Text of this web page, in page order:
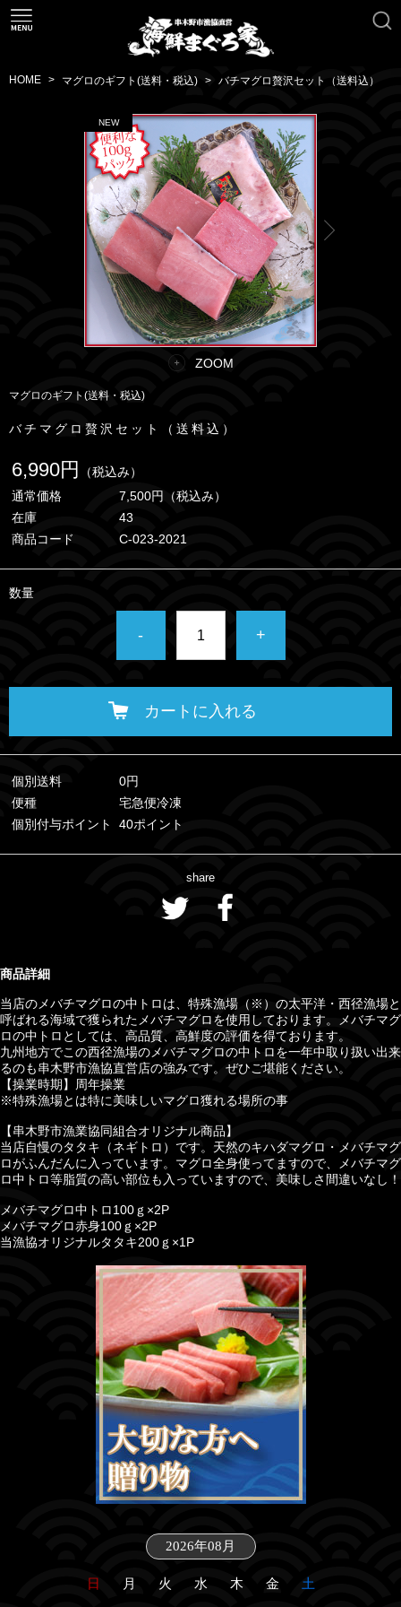
HOME マグロのギフト(送料・税込) バチマグロ贅沢セット（送料込）
ZOOM
マグロのギフト(送料・税込)
バチマグロ贅沢セット（送料込）
6,990円
（税込み）
通常価格
7,500円
（税込み）
在庫
43
商品コード
C-023-2021
数量
- +
カートに入れる
個別送料
0円
便種
宅急便冷凍
個別付与ポイント
40ポイント
share
商品詳細
当店のメバチマグロの中トロは、特殊漁場（※）の太平洋・西径漁場と
呼ばれる海域で獲られたメバチマグロを使用しております。メバチマグ
ロの中トロとしては、高品質、高鮮度の評価を得ております。
九州地方でこの西径漁場のメバチマグロの中トロを一年中取り扱い出来
るのも串木野市漁協直営店の強みです。ぜひご堪能ください。
【操業時期】周年操業
※特殊漁場とは特に美味しいマグロ獲れる場所の事
【串木野市漁業協同組合オリジナル商品】
当店自慢のタタキ（ネギトロ）です。天然のキハダマグロ・メバチマグ
ロがふんだんに入っています。マグロ全身使ってますので、メバチマグ
ロ中トロ等脂質の高い部位も入っていますので、美味しさ間違いなし！
メバチマグロ中トロ100ｇ×2P
メバチマグロ赤身100ｇ×2P
当漁協オリジナルタタキ200ｇ×1P
2026年08月
日 月 火 水 木 金
土